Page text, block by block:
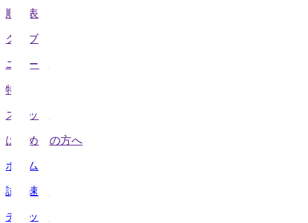
順位表
クラブ
ニュース
特集
スタッツ
はじめての方へ
ホーム
試合速報
チケット